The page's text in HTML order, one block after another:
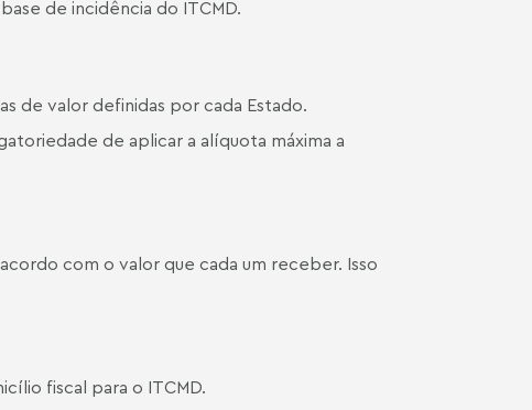
de incidência do ITCMD.
de valor definidas por cada Estado.
de aplicar a alíquota máxima a
com o valor que cada um receber. Isso
fiscal para o ITCMD.